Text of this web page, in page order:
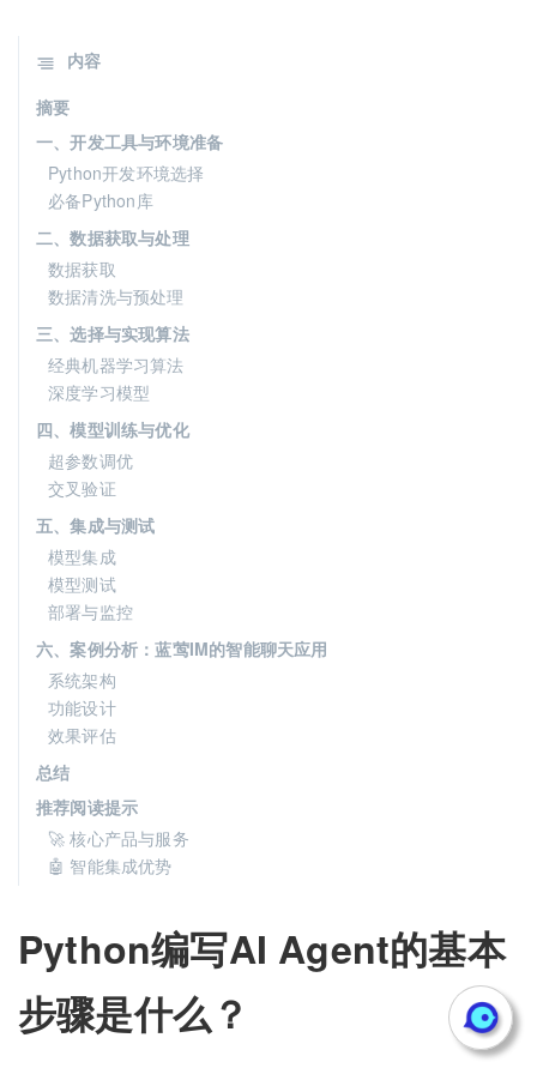
Python编写AI Agent的基本
步骤是什么？
内容
摘要
一、开发工具与环境准备
Python开发环境选择
必备Python库
二、数据获取与处理
数据获取
数据清洗与预处理
三、选择与实现算法
经典机器学习算法
深度学习模型
四、模型训练与优化
超参数调优
交叉验证
五、集成与测试
模型集成
模型测试
部署与监控
六、案例分析：蓝莺IM的智能聊天应用
系统架构
功能设计
效果评估
总结
推荐阅读提示
🚀 核心产品与服务
🤖 智能集成优势